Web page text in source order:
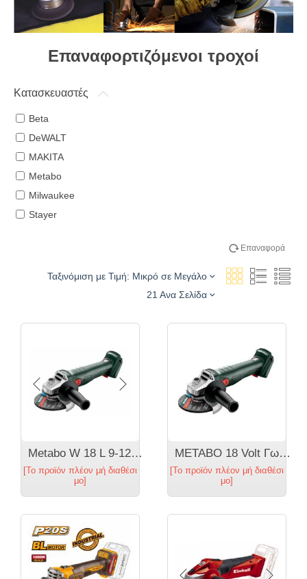
Επαναφορτιζόμενοι τροχοί
Κατασκευαστές
Beta
DeWALT
MAKITA
Metabo
Milwaukee
Stayer
Επαναφορά
Ταξινόμιση με Τιμή: Μικρό σε Μεγάλο
21 Ανα Σελίδα
Metabo W 18 L 9-125 602247850 18 Volt Γωνιακός Τροχός Μπαταρίας Φ125 Σκέτο Σώμα
[Το προϊόν πλέον μή διαθέσι
μο]
METABO 18 Volt Γωνιακός Τροχός Μπαταρίας Μονο σώμα W 18 L 9-125 Quick & Set - 602249850
[Το προϊόν πλέον μή διαθέσι
μο]